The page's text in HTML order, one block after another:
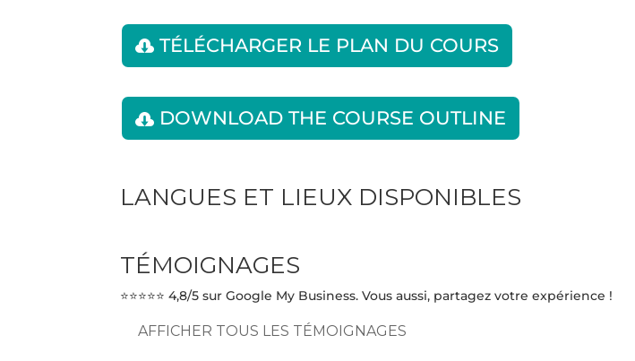
TÉLÉCHARGER LE PLAN DU COURS
DOWNLOAD THE COURSE OUTLINE
LANGUES ET LIEUX DISPONIBLES
TÉMOIGNAGES
⭐⭐⭐⭐⭐ 4,8/5 sur Google My Business. Vous aussi, partagez votre expérience !
AFFICHER TOUS LES TÉMOIGNAGES